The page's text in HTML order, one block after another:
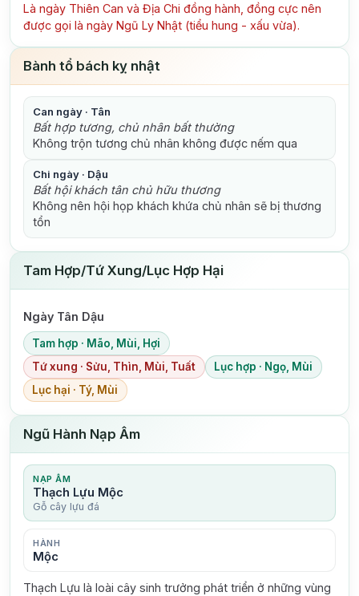
Là ngày Thiên Can và Địa Chi đồng hành, đồng cực nên
được gọi là ngày Ngũ Ly Nhật (tiểu hung - xấu vừa).
Bành tổ bách kỵ nhật
Can ngày · Tân
Bất hợp tương, chủ nhân bất thường
Không trộn tương chủ nhân không được nếm qua
Chi ngày · Dậu
Bất hội khách tân chủ hữu thương
Không nên hội họp khách khứa chủ nhân sẽ bị thương
tổn
Tam Hợp/Tứ Xung/Lục Hợp Hại
Ngày Tân Dậu
Tam hợp · Mão, Mùi, Hợi
Tứ xung · Sửu, Thìn, Mùi, Tuất
Lục hợp · Ngọ, Mùi
Lục hại · Tý, Mùi
Ngũ Hành Nạp Âm
NẠP ÂM
Thạch Lựu Mộc
Gỗ cây lựu đá
HÀNH
Mộc
Thạch Lựu là loài cây sinh trưởng phát triển ở những vùng